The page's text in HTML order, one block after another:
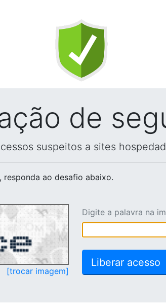
de
suspeitos a sites
, responda ao desafio abaixo.
[trocar imagem]
Digite a palavra na